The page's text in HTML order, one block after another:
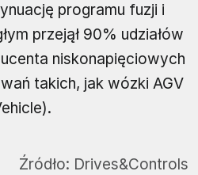
programu fuzji i
przejął 90% udziałów
niskonapięciowych
takich, jak wózki AGV
Źródło: Drives&Controls